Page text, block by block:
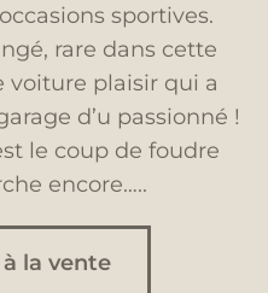
sportives.
rare dans cette
voiture plaisir qui a
d’u passionné !
le coup de foudre
encore…..
la vente